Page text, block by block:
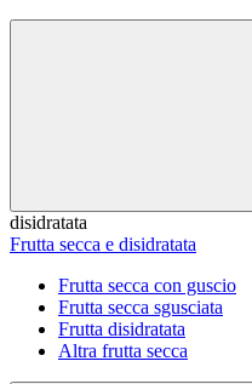
disidratata
Frutta secca e disidratata
Frutta secca con guscio
Frutta secca sgusciata
Frutta disidratata
Altra frutta secca